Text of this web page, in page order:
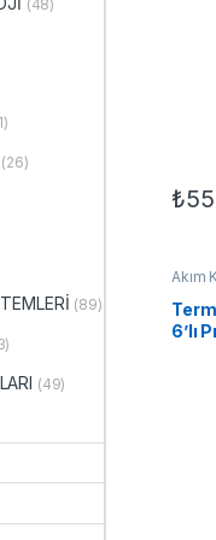
₺
Akım
6’lı
(48)
(26)
(89)
(49)